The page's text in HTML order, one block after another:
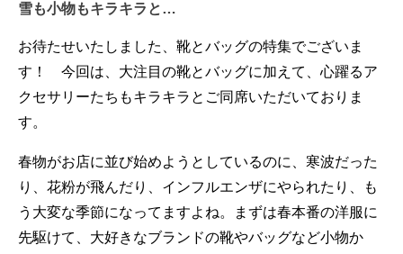
雪も小物もキラキラと…
お待たせいたしました、靴とバッグの特集でございま
す！ 今回は、大注目の靴とバッグに加えて、心躍るア
クセサリーたちもキラキラとご同席いただいておりま
す。
春物がお店に並び始めようとしているのに、寒波だった
り、花粉が飛んだり、インフルエンザにやられたり、も
う大変な季節になってますよね。まずは春本番の洋服に
先駆けて、大好きなブランドの靴やバッグなど小物か